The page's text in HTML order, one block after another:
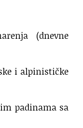
(dnevne
i alpinističke
padinama sa